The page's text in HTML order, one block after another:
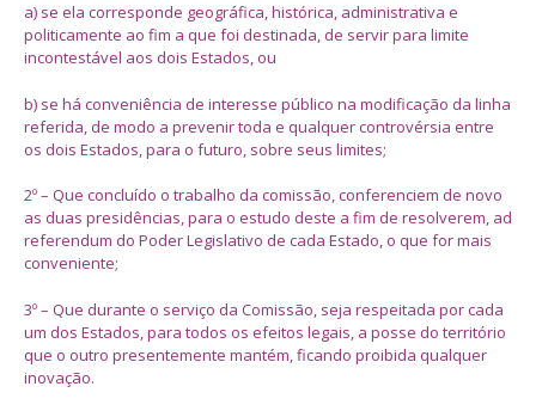
a) se ela corresponde geográfica, histórica, administrativa e
politicamente ao fim a que foi destinada, de servir para limite
incontestável aos dois Estados, ou
b) se há conveniência de interesse público na modificação da linha
referida, de modo a prevenir toda e qualquer controvérsia entre
os dois Estados, para o futuro, sobre seus limites;
2º – Que concluído o trabalho da comissão, conferenciem de novo
as duas presidências, para o estudo deste a fim de resolverem, ad
referendum do Poder Legislativo de cada Estado, o que for mais
conveniente;
3º – Que durante o serviço da Comissão, seja respeitada por cada
um dos Estados, para todos os efeitos legais, a posse do território
que o outro presentemente mantém, ficando proibida qualquer
inovação.